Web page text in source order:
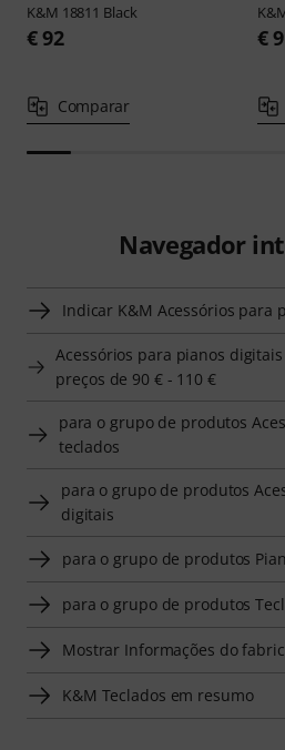
K&M 18811 Black
€ 92
Comparar
€
Navegador
Indicar K&M Acessórios para
Acessórios para pianos
preços de 90 € - 110 €
para o grupo de produtos
teclados
para o grupo de produtos
digitais
para o grupo de produtos
para o grupo de produtos
Mostrar Informações do
K&M Teclados em resumo